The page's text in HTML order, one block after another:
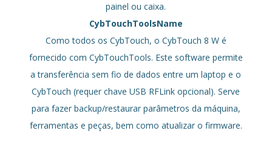
painel ou caixa.
CybTouchToolsName
Como todos os CybTouch, o CybTouch 8 W é
fornecido com CybTouchTools. Este software permite
a transferência sem fio de dados entre um laptop e o
CybTouch (requer chave USB RFLink opcional). Serve
para fazer backup/restaurar parâmetros da máquina,
ferramentas e peças, bem como atualizar o firmware.